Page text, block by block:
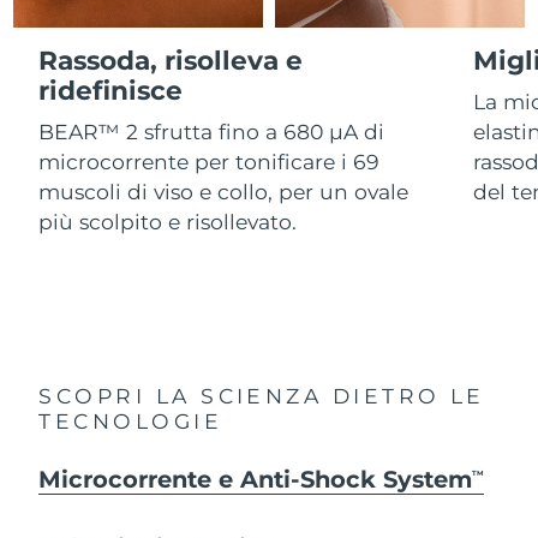
Rassoda, risolleva e
ridefinisce
BEAR™ 2 sfrutta fino a 680 µA di
microcorrente per tonificare i 69
muscoli di viso e collo, per un ovale
più scolpito e risollevato.
La
del
SCOPRI LA SCIENZA DIETRO LE
TECNOLOGIE
Microcorrente e Anti-Shock SystemTM
For healthy hair
18% PAP
Vedi tutto
Israele Consegna stimata8/15/26
Italia
Giappone Consegna stimata 8/14/26
Jersey Consegna stimata 8/16/26
Libano
Lituania Consegna stimata8/11/26